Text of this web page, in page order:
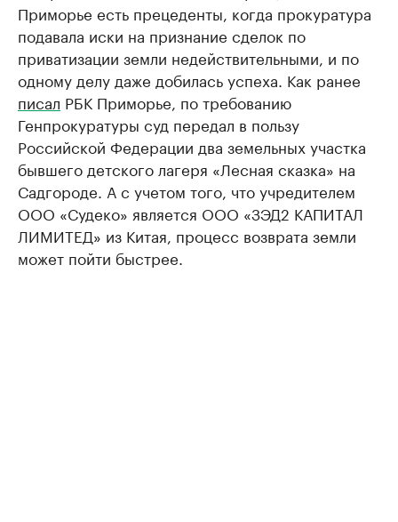
Приморье есть прецеденты, когда прокуратура
подавала иски на признание сделок по
приватизации земли недействительными, и по
одному делу даже добилась успеха. Как ранее
писал РБК Приморье, по требованию
Генпрокуратуры суд передал в пользу
Российской Федерации два земельных участка
бывшего детского лагеря «Лесная сказка» на
Садгороде. А с учетом того, что учредителем
ООО «Судеко» является ООО «ЗЭД2 КАПИТАЛ
ЛИМИТЕД» из Китая, процесс возврата земли
может пойти быстрее.